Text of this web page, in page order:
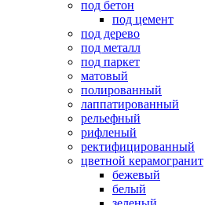
под бетон
под цемент
под дерево
под металл
под паркет
матовый
полированный
лаппатированный
рельефный
рифленый
ректифицированный
цветной керамогранит
бежевый
белый